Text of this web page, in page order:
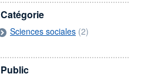
Catégorie
Sciences sociales (2)
Public